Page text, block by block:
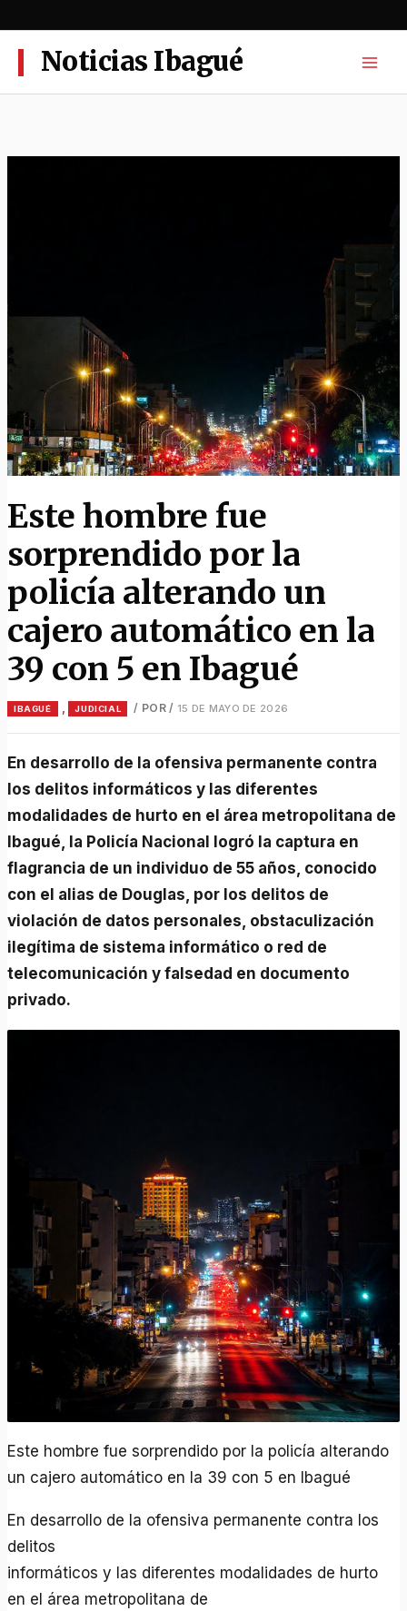
al
contenidoNoticias Ibagué
Este hombre fue
sorprendido por la
policía alterando un
cajero automático en la
39 con 5 en Ibagué
IBAGUÉ JUDICIAL / POR / 15 DE MAYO DE 2026
En desarrollo de la ofensiva permanente contra
los delitos informáticos y las diferentes
modalidades de hurto en el área metropolitana de
Ibagué, la Policía Nacional logró la captura en
flagrancia de un individuo de 55 años, conocido
con el alias de Douglas, por los delitos de
violación de datos personales, obstaculización
ilegítima de sistema informático o red de
telecomunicación y falsedad en documento
privado.
Este hombre fue sorprendido por la policía alterando
un cajero automático en la 39 con 5 en Ibagué
En desarrollo de la ofensiva permanente contra los
delitos
informáticos y las diferentes modalidades de hurto
en el área metropolitana de